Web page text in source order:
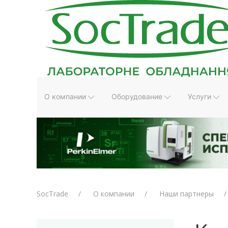
О компании Оборудование Услуги
SocTrade О компании Наши партнеры